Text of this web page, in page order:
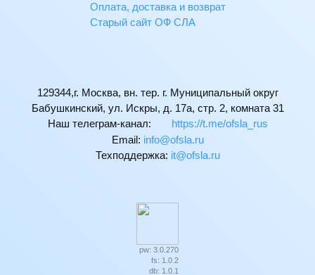
Оплата, доставка и возврат
Старый сайт ОФ СЛА
129344,г. Москва, вн. тер. г. Муниципальный округ
Бабушкинский, ул. Искры, д. 17а, стр. 2, комната 31
Наш телеграм-канал:
https://t.me/ofsla_rus
Email: ur.alsfo@ofni
Техподдержка: ur.alsfo@ti
pw: 3.0.270
fs: 1.0.2
db: 1.0.1